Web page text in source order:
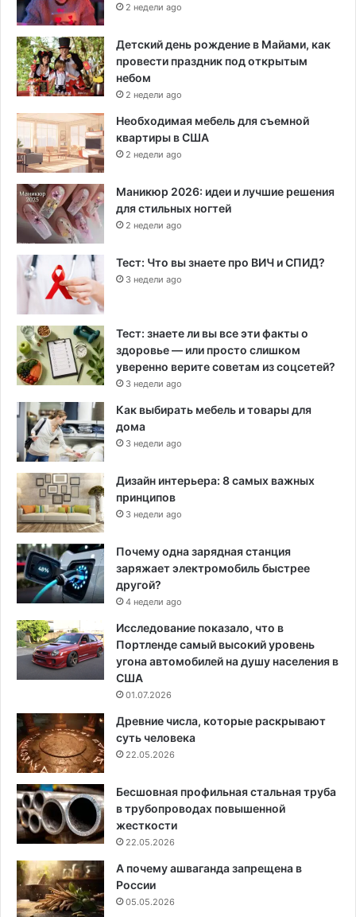
2 недели ago
Детский день рождение в Майами, как
провести праздник под открытым
небом
2 недели ago
Необходимая мебель для съемной
квартиры в США
2 недели ago
Маникюр 2026: идеи и лучшие решения
для стильных ногтей
2 недели ago
Тест: Что вы знаете про ВИЧ и СПИД?
3 недели ago
Тест: знаете ли вы все эти факты о
здоровье — или просто слишком
уверенно верите советам из соцсетей?
3 недели ago
Как выбирать мебель и товары для
дома
3 недели ago
Дизайн интерьера: 8 самых важных
принципов
3 недели ago
Почему одна зарядная станция
заряжает электромобиль быстрее
другой?
4 недели ago
Исследование показало, что в
Портленде самый высокий уровень
угона автомобилей на душу населения в
США
01.07.2026
Древние числа, которые раскрывают
суть человека
22.05.2026
Бесшовная профильная стальная труба
в трубопроводах повышенной
жесткости
22.05.2026
А почему ашваганда запрещена в
России
05.05.2026